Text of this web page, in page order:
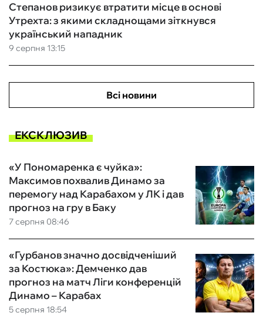
9 серпня 13:15
Степанов ризикує втратити місце в основі
Утрехта: з якими складнощами зіткнувся
український нападник
Всі новини
ЕКСКЛЮЗИВ
7 серпня 08:46
«У Пономаренка є чуйка»:
Максимов похвалив Динамо за
перемогу над Карабахом у ЛК і дав
прогноз на гру в Баку
5 серпня 18:54
«Гурбанов значно досвідченіший
за Костюка»: Демченко дав
прогноз на матч Ліги конференцій
Динамо – Карабах